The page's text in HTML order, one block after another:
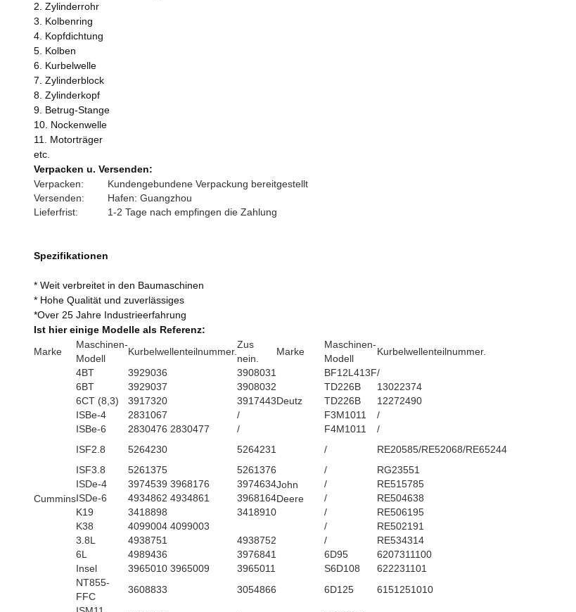
2. Zylinderrohr
3. Kolbenring
4. Kopfdichtung
5. Kolben
6. Kurbelwelle
7. Zylinderblock
8. Zylinderkopf
9. Betrug-Stange
10. Nockenwelle
11. Motorträger
etc.
Verpacken u. Versenden:
Verpacken:
Kundengebundene Verpackung bereitgestellt
Versenden:
Hafen: Guangzhou
Lieferfrist:
1-2 Tage nach empfingen die Zahlung
Spezifikationen
* Weit verbreitet in den Baumaschinen
* Hohe Qualität und zuverlässiges
*Over 25 Jahre Industrieerfahrung
Ist hier einige Modelle als Referenz:
Marke
Maschinen-
Modell
Kurbelwellenteilnummer.
Zus
nein.
Marke
Maschinen-
Modell
Kurbelwellenteilnummer.
Cummins
4BT 3929036 3908031
Deutz
BF12L413F/
6BT
3929037 3908032 TD226B
13022374
6CT (8,3)
3917320 3917443 TD226B
12272490
ISBe-4
2831067 / F3M1011
/
ISBe-6
2830476 2830477 / F4M1011
/
ISF2.8
5264230 5264231
John
Deere
/
RE20585/RE52068/RE65244
ISF3.8
5261375 5261376 /
RG23551
ISDe-4
3974539 3968176 3974634 /
RE515785
ISDe-6
4934862 4934861 3968164 /
RE504638
K19
3418898 3418910 /
RE506195
K38
4099004 4099003 /
RE502191
3.8L
4938751 4938752 /
RE534314
6L
4989436 3976841 6D95
6207311100
Insel
3965010 3965009 3965011 S6D108
622231101
NT855-
FFC
3608833 3054866 6D125
6151251010